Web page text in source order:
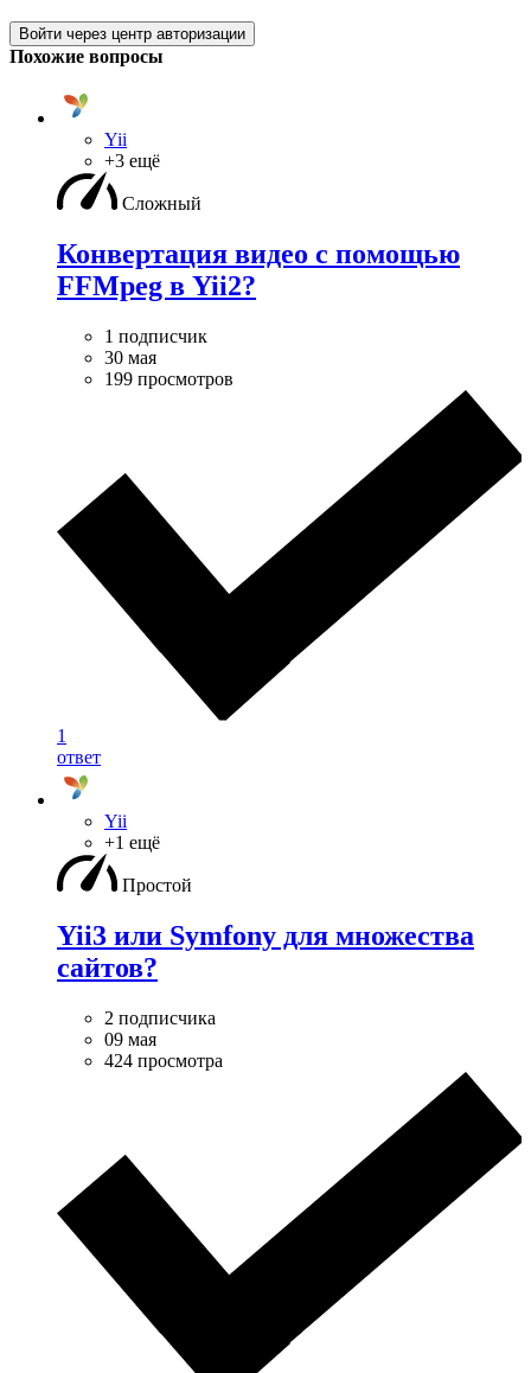
Войти через центр авторизации
Похожие вопросы
Yii
+3 ещё
Сложный
Конвертация видео с помощью
FFMpeg в Yii2?
1 подписчик
30 мая
199 просмотров
1
ответ
Yii
+1 ещё
Простой
Yii3 или Symfony для множества
сайтов?
2 подписчика
09 мая
424 просмотра